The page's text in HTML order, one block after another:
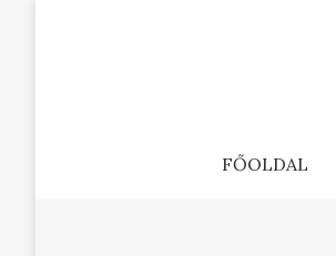
FŐOLDAL